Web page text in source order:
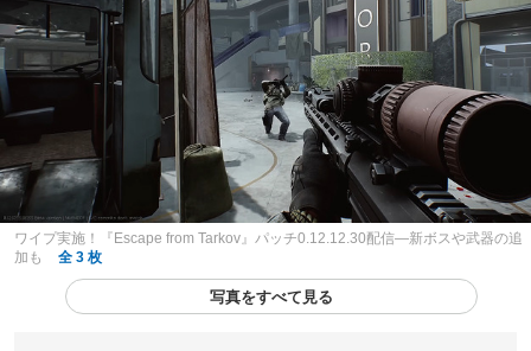
ワイプ実施！『Escape from Tarkov』パッチ0.12.12.30配信―新ボスや武器の追
加も
全 3 枚
写真をすべて見る